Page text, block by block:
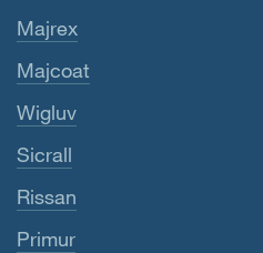
Majrex
Majcoat
Wigluv
Sicrall
Rissan
Primur